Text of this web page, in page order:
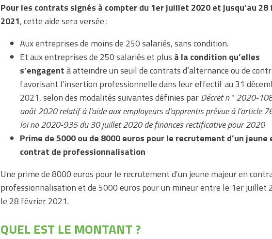
Pour les contrats signés à compter du 1er juillet 2020 et jusqu’au
2021, cette aide sera versée :
Aux entreprises de moins de 250 salariés, sans condition.
Et aux entreprises de 250 salariés et plus à la condition qu’elles
s’engagentà atteindre un seuil de contrats d’alternance ou de
favorisant l’insertion professionnelle dans leur effectif au 31
2021, selon des modalités suivantes définies parDécret n° 2020-
août 2020 relatif à l’aide aux employeurs d’apprentis prévue à l’article
loi no 2020-935 du 30 juillet 2020 de finances rectificative pour 2020
Prime de 5000 ou de 8000 euros pour le recrutement d’un jeune
contrat de professionnalisation
Une prime de 8000 euros pour le recrutement d’un jeune majeur en
professionnalisation et de 5000 euros pour un mineur entre le 1er juillet
le 28 février 2021.
QUEL EST LE MONTANT ?